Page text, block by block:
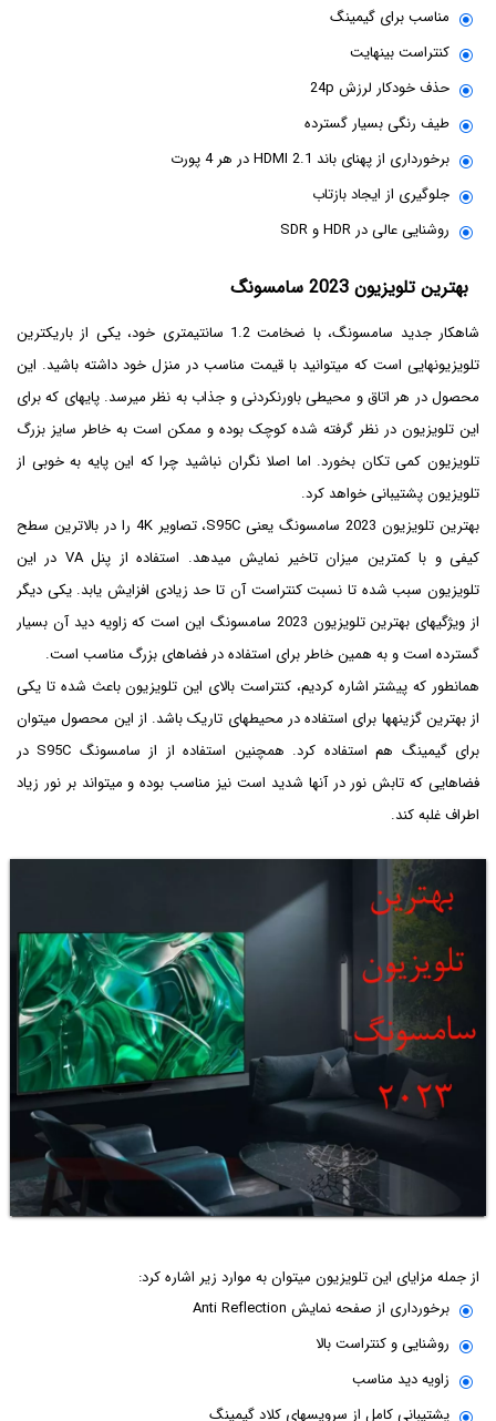
مناسب برای گیمینگ
کنتراست بی‎نهایت
حذف خودکار لرزش 24p
طیف رنگی بسیار گسترده
برخورداری از پهنای باند HDMI 2.1 در هر 4 پورت
جلوگیری از ایجاد بازتاب
روشنایی عالی در HDR و SDR
بهترین تلویزیون 2023 سامسونگ
شاهکار جدید سامسونگ، با ضخامت 1.2 سانتی‎متری خود، یکی از باریک‎ترین
تلویزیون‎هایی است که می‎توانید با قیمت مناسب در منزل خود داشته باشید. این
محصول در هر اتاق و محیطی باورنکردنی و جذاب به نظر می‏رسد. پایه‎ای که برای
این تلویزیون در نظر گرفته شده کوچک بوده و ممکن است به خاطر سایز بزرگ
تلویزیون کمی تکان بخورد. اما اصلا نگران نباشید چرا که این پایه به خوبی از
تلویزیون پشتیبانی خواهد کرد.
بهترین تلویزیون 2023 سامسونگ یعنی S95C، تصاویر 4K را در بالاترین سطح
کیفی و با کمترین میزان تاخیر نمایش می‏‎دهد. استفاده از پنل VA در این
تلویزیون سبب شده تا نسبت کنتراست آن تا حد زیادی افزایش یابد. یکی دیگر
از ویژگی‎های بهترین تلویزیون 2023 سامسونگ این است که زاویه دید آن بسیار
گسترده است و به همین خاطر برای استفاده در فضاهای بزرگ مناسب است.
همانطور که پیشتر اشاره کردیم، کنتراست بالای این تلویزیون باعث شده تا یکی
از بهترین گزینه‎ها برای استفاده در محیط‎های تاریک باشد. از این محصول می‎توان
برای گیمینگ هم استفاده کرد. همچنین استفاده از از سامسونگ S95C در
فضاهایی که تابش نور در آن‎ها شدید است نیز مناسب بوده و می‎تواند بر نور زیاد
اطراف غلبه کند.
از جمله مزایای این تلویزیون می‎توان به موارد زیر اشاره کرد:
برخورداری از صفحه نمایش Anti Reflection
روشنایی و کنتراست بالا
زاویه دید مناسب
پشتیبانی کامل از سرویس‎های کلاد گیمینگ